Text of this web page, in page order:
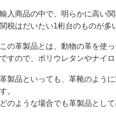
輸入商品の中で、明らかに高い
関税はだいたい1桁台のものが多
この革製品とは、動物の革を使
ですので、ポリウレタンやナイ
革製品といっても、革靴のよう
す。
どのような場合でも革製品として